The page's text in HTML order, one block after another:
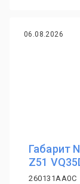
06.08.2026
Габарит
Z51
260131AA0C